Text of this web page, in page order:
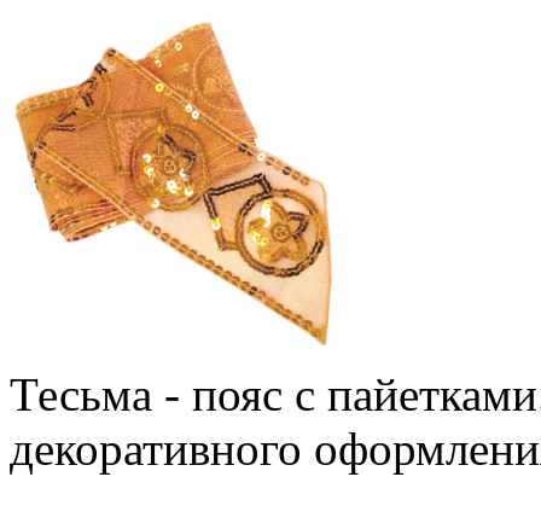
Тесьма - пояс с
декоративного